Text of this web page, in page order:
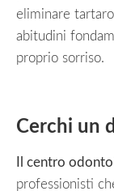
eliminare
abitudini
proprio sorriso.
Cerchi un
Il centro
professionisti